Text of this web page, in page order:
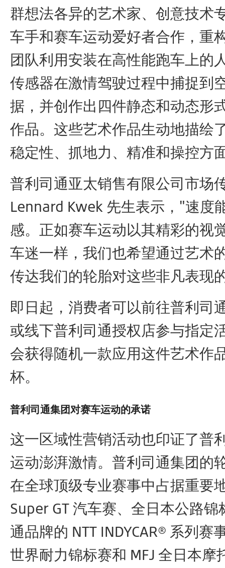
群想法各异的艺术家、创意技术
车手和赛车运动爱好者合作，重
团队利用安装在高性能跑车上的
传感器在激情驾驶过程中捕捉到
据，并创作出四件静态和动态形
作品。这些艺术作品生动地描绘
稳定性、抓地力、精准和操控方
普利司通亚太销售有限公司市场
Lennard Kwek 先生表示，"速度
感。正如赛车运动以其精彩的视
车迷一样，我们也希望通过艺术
传达我们的轮胎对这些非凡表现
即日起，消费者可以前往普利司
或线下普利司通授权店参与指定
会获得随机一款应用这件艺术作
杯。
普利司通集团对赛车运动的承诺
这一区域性营销活动也印证了普
运动澎湃激情。普利司通集团的
在全球顶级专业赛事中占据重要
Super GT 汽车赛、全日本公路
通品牌的 NTT INDYCAR® 系列赛
世界耐力锦标赛和 MFJ 全日本摩